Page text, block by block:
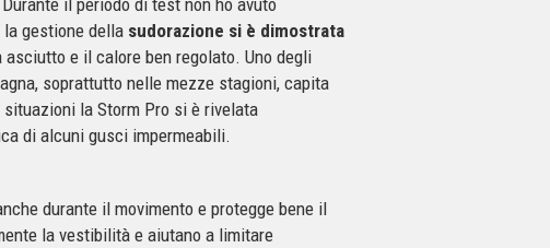
gestione della sudorazione si è dimostrata
e il calore ben regolato. Uno degli
soprattutto nelle mezze stagioni, capita
la Storm Pro si è rivelata
di alcuni gusci impermeabili.
durante il movimento e protegge bene il
la vestibilità e aiutano a limitare